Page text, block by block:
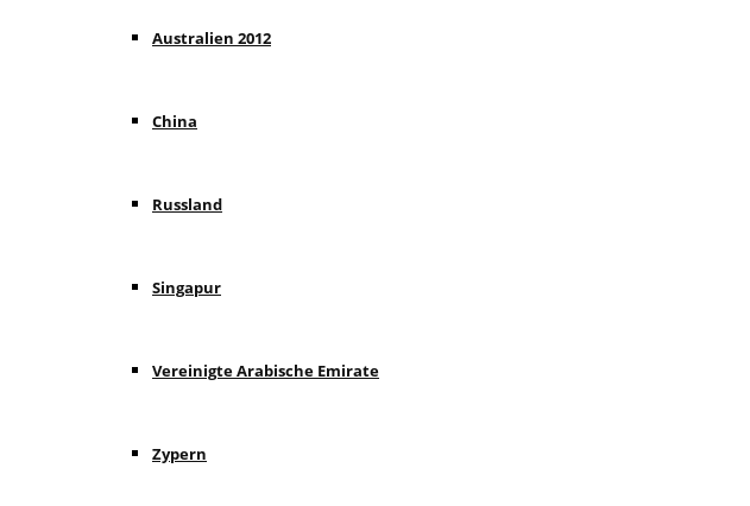
Australien 2012
China
Russland
Singapur
Vereinigte Arabische Emirate
Zypern